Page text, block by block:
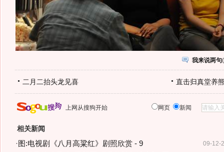
我来说两句(
二月二抬头龙见喜 直击归真堂养
上网从搜狗开始 网页 新闻
相关新闻
09-12-
· 图:电视剧《八月高粱红》剧照欣赏 - 9